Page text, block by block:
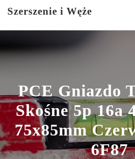
Szerszenie i Węże
PCE Gniazdo
Skośne 5p 16a
75x85mm
6F87